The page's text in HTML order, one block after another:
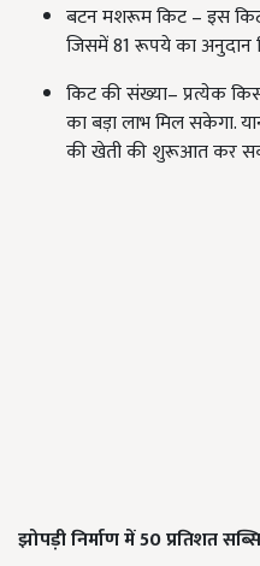
बटन मशरूम किट – इस
जिसमें 81 रूपये का अनुदान
किट की संख्या– प्रत्येक
का बड़ा लाभ मिल सकेगा.
की खेती की शुरूआत कर
झोपड़ी निर्माण में 50 प्रतिशत